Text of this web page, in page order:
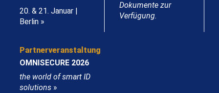
20. & 21. Januar |
Berlin »
Dokumente zur
Verfügung.
Partnerveranstaltung
OMNISECURE 2026
the world of smart ID
solutions »